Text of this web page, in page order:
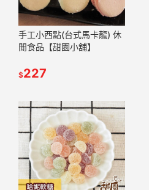
手工小西點(台式馬卡龍) 休
閒食品【甜園小舖】
$227